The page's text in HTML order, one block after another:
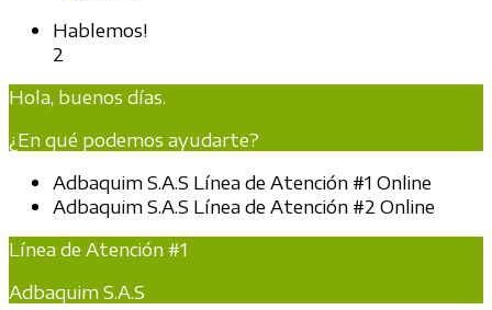
Hablemos!
2
Hola, buenos días.
¿En qué podemos ayudarte?
Adbaquim S.A.S Línea de Atención #1 Online
Adbaquim S.A.S Línea de Atención #2 Online
Línea de Atención #1
Adbaquim S.A.S